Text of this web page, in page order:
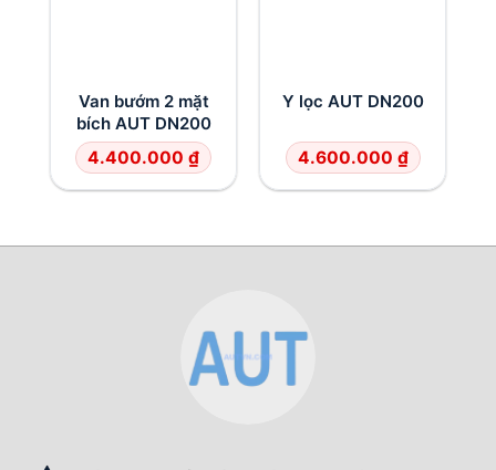
Van bướm 2 mặt
bích AUT DN200
4.400.000 ₫
Y lọc AUT DN200
4.600.000 ₫